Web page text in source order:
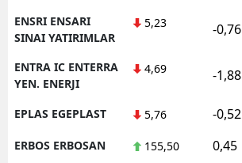
ENSRI ENSARI
SINAI YATIRIMLAR
5,23 -0,76
ENTRA IC ENTERRA
YEN. ENERJI
4,69 -1,88
EPLAS EGEPLAST 5,76 -0,52
ERBOS ERBOSAN 155,50 0,45